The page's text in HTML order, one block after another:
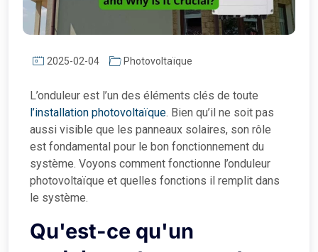
2025-02-04 Photovoltaïque
L’onduleur est l’un des éléments clés de toute
l’installation photovoltaïque. Bien qu’il ne soit pas
aussi visible que les panneaux solaires, son rôle
est fondamental pour le bon fonctionnement du
système. Voyons comment fonctionne l’onduleur
photovoltaïque et quelles fonctions il remplit dans
le système.
Qu'est-ce qu'un